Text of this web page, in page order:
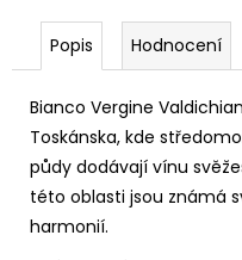
Popis Hodnocení
Bianco Vergine
Toskánska, kde
půdy dodávají vínu
této oblasti jsou známá
harmonií.